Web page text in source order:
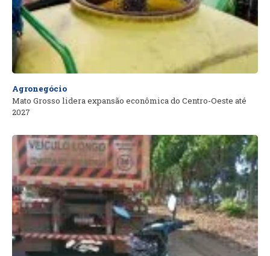
Agronegócio
Mato Grosso lidera expansão econômica do Centro-Oeste até
2027